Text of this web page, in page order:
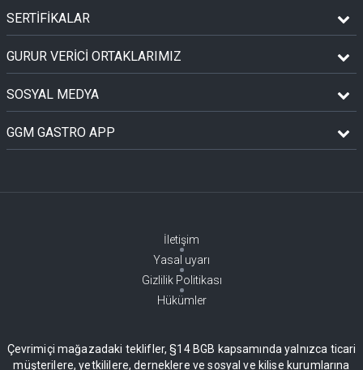
SERTİFİKALAR
GURUR VERİCİ ORTAKLARIMIZ
SOSYAL MEDYA
GGM GASTRO APP
İletişim
Yasal uyarı
Gizlilik Politikası
Hükümler
Çevrimiçi mağazadaki teklifler, §14 BGB kapsamında yalnızca ticari
müşterilere, yetkililere, derneklere ve sosyal ve kilise kurumlarına